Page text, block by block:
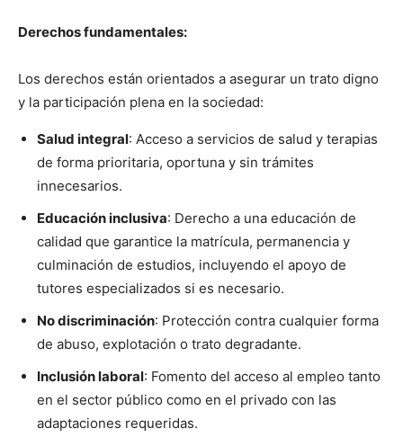
Derechos fundamentales:
Los derechos están orientados a asegurar un trato digno
y la participación plena en la sociedad:
Salud integral: Acceso a servicios de salud y terapias
de forma prioritaria, oportuna y sin trámites
innecesarios.
Educación inclusiva: Derecho a una educación de
calidad que garantice la matrícula, permanencia y
culminación de estudios, incluyendo el apoyo de
tutores especializados si es necesario.
No discriminación: Protección contra cualquier forma
de abuso, explotación o trato degradante.
Inclusión laboral: Fomento del acceso al empleo tanto
en el sector público como en el privado con las
adaptaciones requeridas.